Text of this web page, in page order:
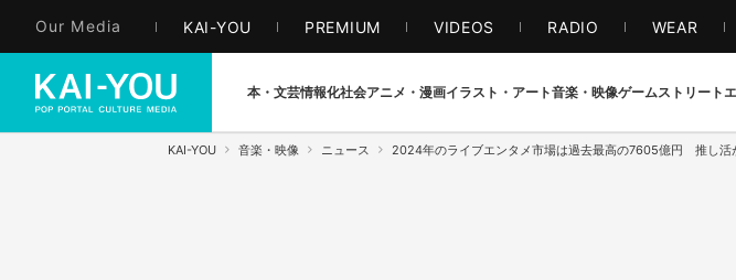
Our Media KAI-YOU PREMIUM VIDEOS RADIO WEAR
本・文芸情報化社会アニメ・漫画イラスト・アート音楽・映像ゲームストリート
KAI-YOU 音楽・映像 ニュース 2024年のライブエンタメ市場は過去最高の7605億円 推し活